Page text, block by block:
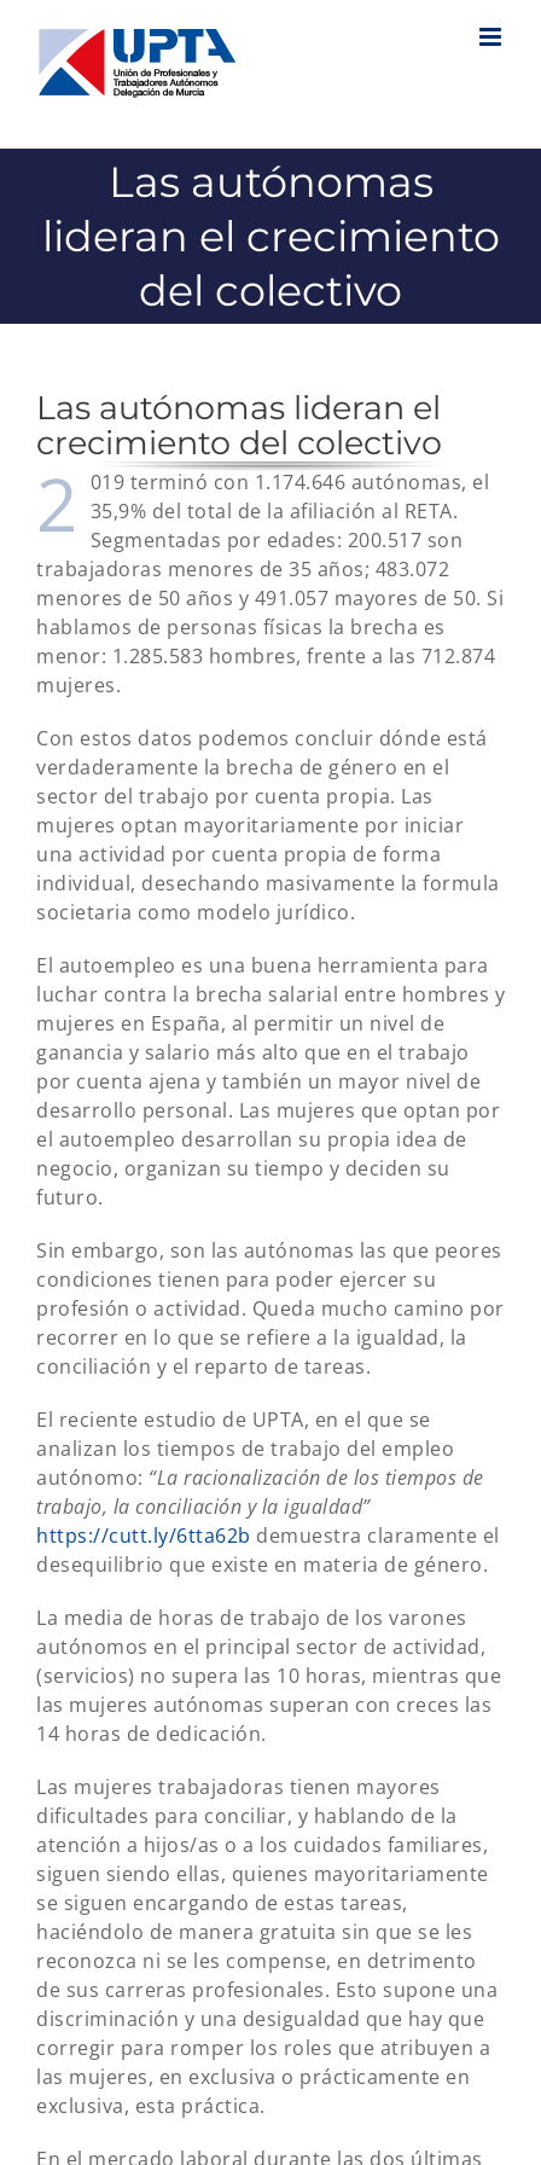
contenido
Las autónomas
lideran el crecimiento
del colectivo
Las autónomas lideran el
crecimiento del colectivo
2
019 terminó con 1.174.646 autónomas, el
35,9% del total de la afiliación al RETA.
Segmentadas por edades: 200.517 son
trabajadoras menores de 35 años; 483.072
menores de 50 años y 491.057 mayores de 50. Si
hablamos de personas físicas la brecha es
menor: 1.285.583 hombres, frente a las 712.874
mujeres.
Con estos datos podemos concluir dónde está
verdaderamente la brecha de género en el
sector del trabajo por cuenta propia. Las
mujeres optan mayoritariamente por iniciar
una actividad por cuenta propia de forma
individual, desechando masivamente la formula
societaria como modelo jurídico.
El autoempleo es una buena herramienta para
luchar contra la brecha salarial entre hombres y
mujeres en España, al permitir un nivel de
ganancia y salario más alto que en el trabajo
por cuenta ajena y también un mayor nivel de
desarrollo personal. Las mujeres que optan por
el autoempleo desarrollan su propia idea de
negocio, organizan su tiempo y deciden su
futuro.
Sin embargo, son las autónomas las que peores
condiciones tienen para poder ejercer su
profesión o actividad. Queda mucho camino por
recorrer en lo que se refiere a la igualdad, la
conciliación y el reparto de tareas.
El reciente estudio de UPTA, en el que se
analizan los tiempos de trabajo del empleo
autónomo: “La racionalización de los tiempos de
trabajo, la conciliación y la igualdad”
https://cutt.ly/6tta62b demuestra claramente el
desequilibrio que existe en materia de género.
La media de horas de trabajo de los varones
autónomos en el principal sector de actividad,
(servicios) no supera las 10 horas, mientras que
las mujeres autónomas superan con creces las
14 horas de dedicación.
Las mujeres trabajadoras tienen mayores
dificultades para conciliar, y hablando de la
atención a hijos/as o a los cuidados familiares,
siguen siendo ellas, quienes mayoritariamente
se siguen encargando de estas tareas,
haciéndolo de manera gratuita sin que se les
reconozca ni se les compense, en detrimento
de sus carreras profesionales. Esto supone una
discriminación y una desigualdad que hay que
corregir para romper los roles que atribuyen a
las mujeres, en exclusiva o prácticamente en
exclusiva, esta práctica.
En el mercado laboral durante las dos últimas